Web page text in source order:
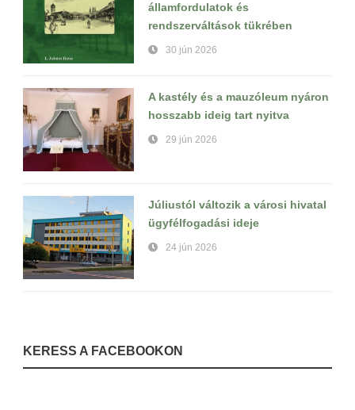
államfordulatok és
rendszerváltások tükrében
30 jún 2026
A kastély és a mauzóleum nyáron
hosszabb ideig tart nyitva
29 jún 2026
Júliustól változik a városi hivatal
ügyfélfogadási ideje
24 jún 2026
KERESS A FACEBOOKON